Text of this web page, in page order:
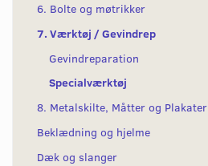
6. Bolte og møtrikker
7. Værktøj / Gevindrep
Gevindreparation
Specialværktøj
8. Metalskilte, Måtter og Plakater
Beklædning og hjelme
Dæk og slanger